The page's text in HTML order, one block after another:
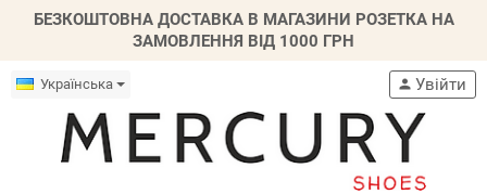
БЕЗКОШТОВНА ДОСТАВКА В МАГАЗИНИ РОЗЕТКА НА
ЗАМОВЛЕННЯ ВІД 1000 ГРН
Українська person Увійти